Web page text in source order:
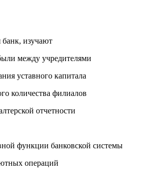
изучают
между учредителями
уставного капитала
количества филиалов
отчетности
функции банковской системы
операций